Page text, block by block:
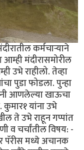
कर्मचार्‍याने
मंदीरासमोरील
उभे राहीलो. तेव्हा
पुडा फोडला. पुन्हा
आणलेल्या खाऊचा
यांना उभे
ते उभे राहून गप्पांत
व चर्चांतील विषय: -
पॅरीस मध्ये अचानक